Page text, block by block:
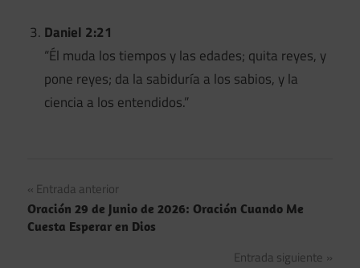
Daniel 2:21
“Él muda los tiempos y las edades; quita reyes, y
pone reyes; da la sabiduría a los sabios, y la
ciencia a los entendidos.”
Navegación
de
Entrada anterior
Oración 29 de Junio de 2026: Oración Cuando Me
Cuesta Esperar en Dios
Entrada siguiente